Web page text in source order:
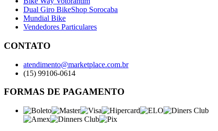
Dual Giro BikeShop Sorocaba
Mundial Bike
Vendedores Particulares
CONTATO
atendimento@marketplace.com.br
(15) 99106-0614
FORMAS DE PAGAMENTO